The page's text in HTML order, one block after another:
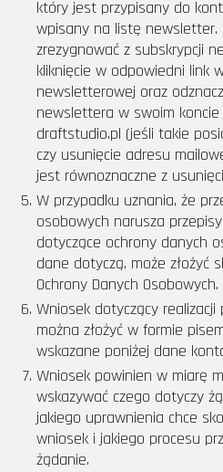
który jest przypisany do
wpisany na listę newsletter.
zrezygnować z subskrypcji
kliknięcie w odpowiedni link
newsletterowej oraz
newslettera w swoim
draftstudio.pl (jeśli takie
czy usunięcie adresu
jest równoznaczne z
W przypadku uznania, że
osobowych narusza
dotyczące ochrony danych
dane dotyczą, może złożyć
Ochrony Danych Osobowych.
Wniosek dotyczący
można złożyć w formie
wskazane poniżej dane
Wniosek powinien w miarę
wskazywać czego dotyczy
jakiego uprawnienia chce
wniosek i jakiego procesu
żądanie.